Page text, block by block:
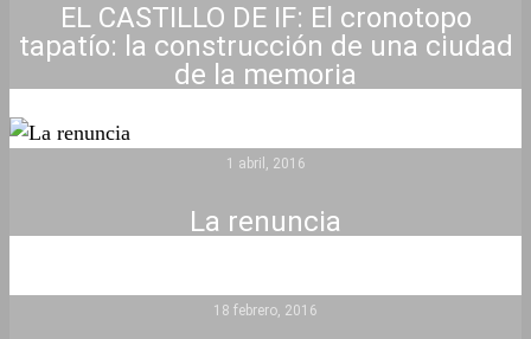
EL CASTILLO DE IF: El cronotopo
tapatío: la construcción de una ciudad
de la memoria
1 abril, 2016
La renuncia
18 febrero, 2016